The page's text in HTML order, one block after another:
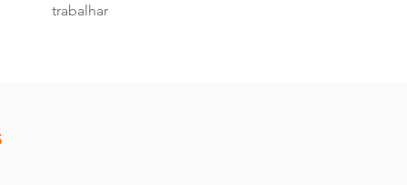
trabalhar